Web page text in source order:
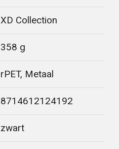
XD Collection
358 g
rPET, Metaal
8714612124192
zwart